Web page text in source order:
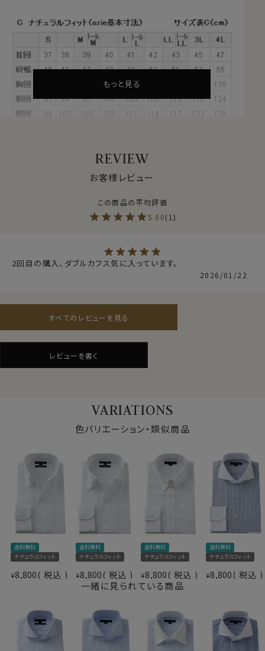
繊維の長さが通常より長い綿（詳しくは繊維の長さが
28.6mm以上の原綿）を超長綿といいます。
超長綿は世界の綿生産量のたった3％しかない希少性の
高いプレミアムコットンです。
その中の1種類がアメリカ南西部が産地のスーピマ綿で
す。
●ロイヤルオックスフォード
ロイヤルオックスは、オックスフォードの中でもやや薄手
でシルクのような滑らかな肌ざわり。
上質なオックスフォード生地です。
●イージーケア加工付き
綿100％の高番手(細い糸)を用している素材の特性上、
洗濯後にしわが残るのは致し方ありません。
をいかした上でイージーケア加工を施してあるのでアイ
さらに綿特有のソフト感や素材感をよりアップさせたうえ
理をしたうえでイージーケア加工を施しました。
結果、光沢感・ソフト感にあふれ着心地のいい、その上洗
濯後のお手入れが楽といった、相反する事象を併せ持っ
た上質シャツに仕上がりました。
●ポケット無し
ドレッシーで洗練されたスマートシャツスタイル。
欧米ではドレスシャツの標準であるポケットなしにて生
産しました。
●ホリゾンタルカラー+ダブルカフス+クレリック！
衿の開き角度が大きい、通常のワイドカラーとは一線を
画した衿型＝それがホリゾンタルカラーシャツ。
綿100％（120番手双糸）
プレミアムコットン＝スーピマ綿
イージーケア
ホリゾンタルカラー(カッタウェイ)
キーパー
取り外し式
後身頃
バックダーツ入り
ポケット
ポケットなし
柄
織柄無地
カフス
ダブルカフス
衿高
前3.0cm 後4.3cm
S-37～LL-43・3L-45･4L-47cm
トールM-88・L-90・LL-90cm
スタイル
ナチュラルフィット
生産国
中国
もっと見る
REVIEW
お客様レビュー
5.00 1
2026/01/22
2回目の購入、ダブルカフス気に入っています。
すべてのレビューを見る
レビューを書く
VARIATIONS
色バリエーション・類似商品
送料無料
ナチュラルフィット
¥8,800 税込
送料無料
ナチュラルフィット
¥8,800 税込
送料無料
ナチュラルフィット
¥8,800 税込
送料無料
ナチュラルフィット
¥8,800 税込
一緒に見られている商品